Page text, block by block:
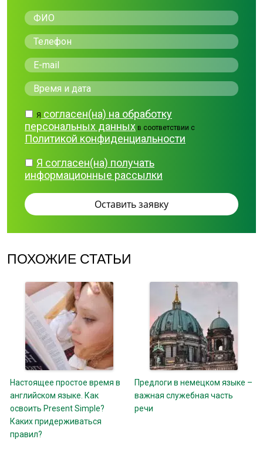
Я согласен(на) на обработку
персональных данных в соответствии с
Политикой конфиденциальности
Я согласен(на) получать
информационные рассылки
ПОХОЖИЕ СТАТЬИ
Настоящее простое время в
английском языке. Как
освоить Present Simple?
Каких придерживаться
правил?
Предлоги в немецком языке –
важная служебная часть
речи